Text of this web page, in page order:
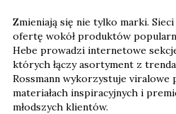
Zmieniają się nie tylko marki.
ofertę wokół produktów
Hebe prowadzi internetowe
których łączy asortyment z
Rossmann wykorzystuje viralowe
materiałach inspiracyjnych i
młodszych klientów.